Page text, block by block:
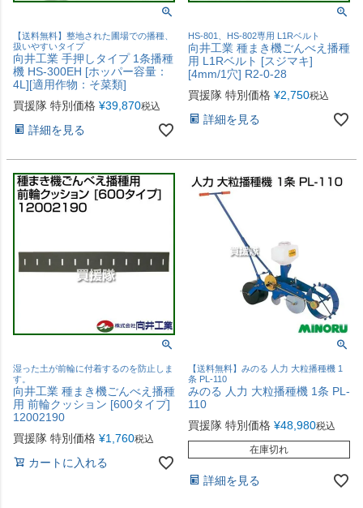
【送料無料】整地された圃場での播種、
扱いやすいタイプ
向井工業 手押しタイプ 1条播種
機 HS-300EH [ホッパー容量：
4L][適用作物：そ菜類]
買援隊 特別価格 ¥39,870税込
詳細を見る
HS-801、HS-802専用 L1Rベルト
向井工業 種まき機ごんべえ播種
用 L1Rベルト [スジマキ]
[4mm/1穴] R2-0-28
買援隊 特別価格 ¥2,750税込
詳細を見る
湿った土が前輪に付着するのを防止しま
す。
向井工業 種まき機ごんべえ播種
用 前輪クッション [600タイプ]
12002190
買援隊 特別価格 ¥1,760税込
カートに入れる
【送料無料】みのる 人力 大粒播種機 1
条 PL-110
みのる 人力 大粒播種機 1条 PL-
110
買援隊 特別価格 ¥48,980税込
在庫切れ
詳細を見る